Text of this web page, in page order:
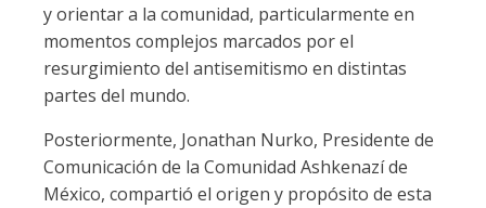
y orientar a la comunidad, particularmente en
momentos complejos marcados por el
resurgimiento del antisemitismo en distintas
partes del mundo.
Posteriormente, Jonathan Nurko, Presidente de
Comunicación de la Comunidad Ashkenazí de
México, compartió el origen y propósito de esta